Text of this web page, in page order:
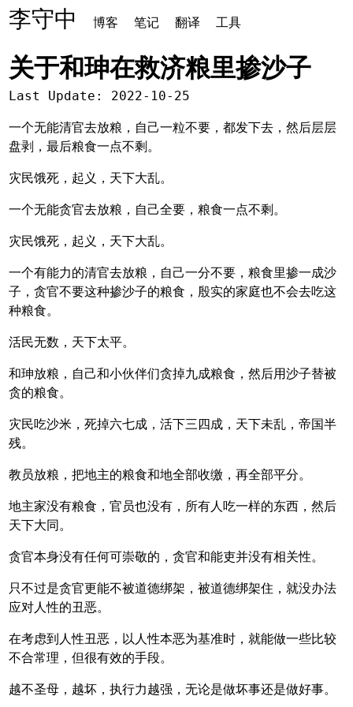
李守中 博客 笔记 翻译 工具
关于和珅在救济粮里掺沙子
Last Update: 2022-10-25
一个无能清官去放粮，自己一粒不要，都发下去，然后层层
盘剥，最后粮食一点不剩。
灾民饿死，起义，天下大乱。
一个无能贪官去放粮，自己全要，粮食一点不剩。
灾民饿死，起义，天下大乱。
一个有能力的清官去放粮，自己一分不要，粮食里掺一成沙
子，贪官不要这种掺沙子的粮食，殷实的家庭也不会去吃这
种粮食。
活民无数，天下太平。
和珅放粮，自己和小伙伴们贪掉九成粮食，然后用沙子替被
贪的粮食。
灾民吃沙米，死掉六七成，活下三四成，天下未乱，帝国半
残。
教员放粮，把地主的粮食和地全部收缴，再全部平分。
地主家没有粮食，官员也没有，所有人吃一样的东西，然后
天下大同。
贪官本身没有任何可崇敬的，贪官和能吏并没有相关性。
只不过是贪官更能不被道德绑架，被道德绑架住，就没办法
应对人性的丑恶。
在考虑到人性丑恶，以人性本恶为基准时，就能做一些比较
不合常理，但很有效的手段。
越不圣母，越坏，执行力越强，无论是做坏事还是做好事。